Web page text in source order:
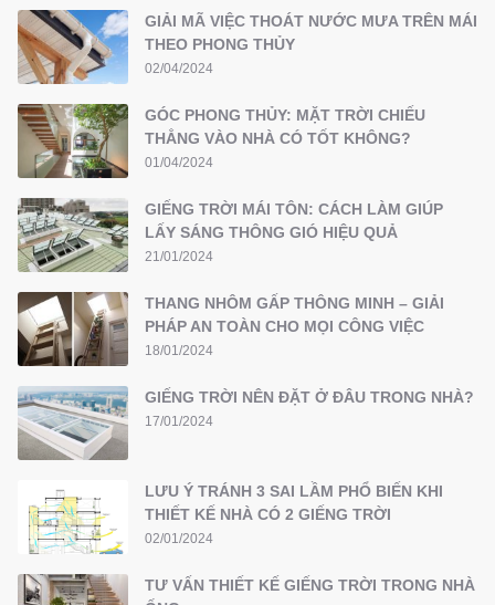
GIẢI MÃ VIỆC THOÁT NƯỚC MƯA TRÊN MÁI
THEO PHONG THỦY
02/04/2024
GÓC PHONG THỦY: MẶT TRỜI CHIẾU
THẲNG VÀO NHÀ CÓ TỐT KHÔNG?
01/04/2024
GIẾNG TRỜI MÁI TÔN: CÁCH LÀM GIÚP
LẤY SÁNG THÔNG GIÓ HIỆU QUẢ
21/01/2024
THANG NHÔM GẤP THÔNG MINH – GIẢI
PHÁP AN TOÀN CHO MỌI CÔNG VIỆC
18/01/2024
GIẾNG TRỜI NÊN ĐẶT Ở ĐÂU TRONG NHÀ?
17/01/2024
LƯU Ý TRÁNH 3 SAI LẦM PHỔ BIẾN KHI
THIẾT KẾ NHÀ CÓ 2 GIẾNG TRỜI
02/01/2024
TƯ VẤN THIẾT KẾ GIẾNG TRỜI TRONG NHÀ